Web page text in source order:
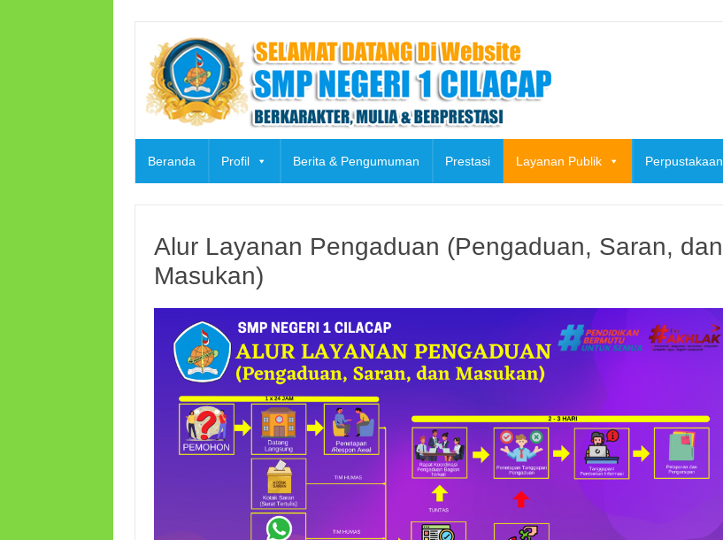
content
Beranda Profil Berita & Pengumuman Prestasi Layanan Publik Perpustakaan
Alur Layanan Pengaduan (Pengaduan, Saran, dan
Masukan)